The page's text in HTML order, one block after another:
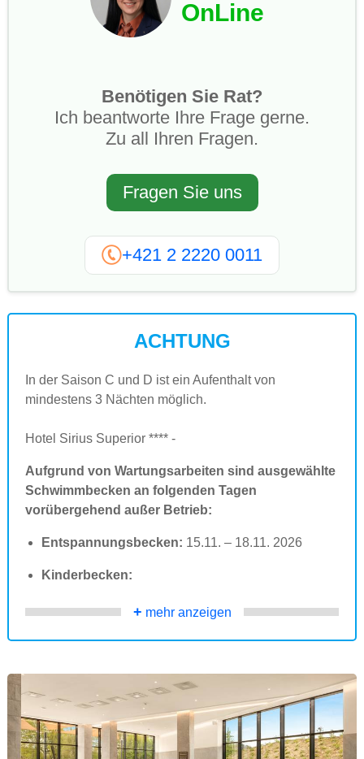
OnLine
Benötigen Sie Rat?
Ich beantworte Ihre Frage gerne.
Zu all Ihren Fragen.
Fragen Sie uns
+421 2 2220 0011
ACHTUNG
In der Saison C und D ist ein Aufenthalt von
mindestens 3 Nächten möglich.
Hotel Sirius Superior **** -
Aufgrund von Wartungsarbeiten sind ausgewählte
Schwimmbecken an folgenden Tagen
vorübergehend außer Betrieb:
Entspannungsbecken: 15.11. – 18.11. 2026
Kinderbecken:
+ mehr anzeigen